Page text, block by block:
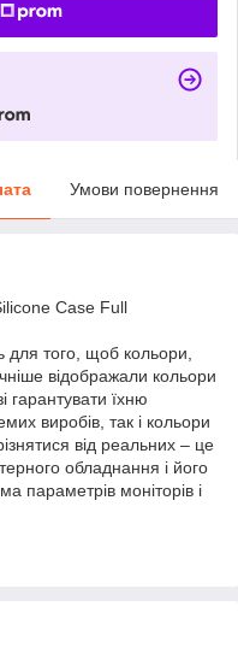
Умови повернення
Case Full
для того, щоб кольори,
відображали кольори
їхню
виробів, так і кольори
від реальних – це
обладнання і його
параметрів моніторів і